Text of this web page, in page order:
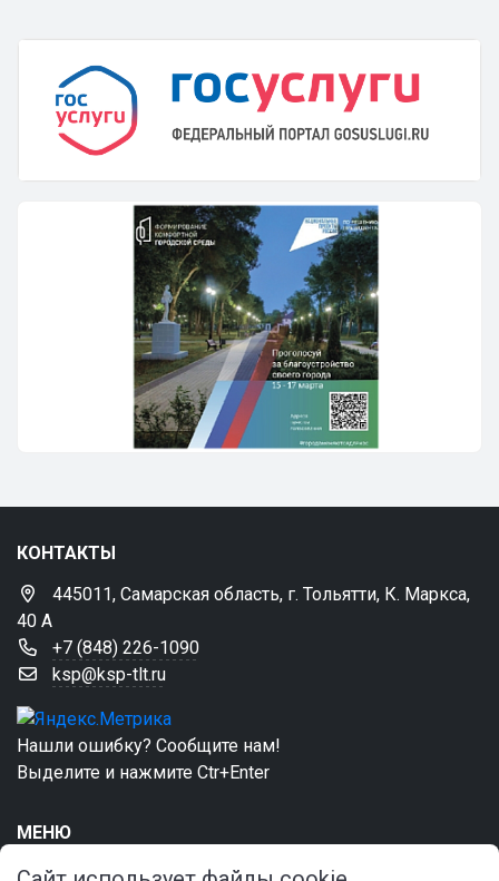
КОНТАКТЫ
445011, Самарская область, г. Тольятти, К. Маркса,
40 А
+7 (848) 226-1090
ksp@ksp-tlt.ru
Нашли ошибку? Сообщите нам!
Выделите и нажмите Ctr+Enter
МЕНЮ
Главная